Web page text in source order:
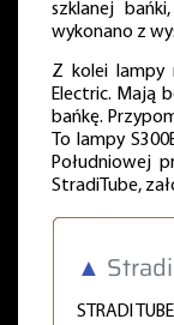
szklanej
wykonano z
Z kolei lampy
Electric. Mają
bańkę.
To lampy
Południowej
StradiTube,
▲
STRADI